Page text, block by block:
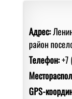
Адрес:
район
Телефон:
GPS-